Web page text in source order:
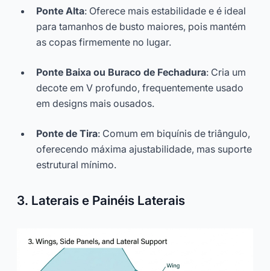
Ponte Alta: Oferece mais estabilidade e é ideal
para tamanhos de busto maiores, pois mantém
as copas firmemente no lugar.
Ponte Baixa ou Buraco de Fechadura: Cria um
decote em V profundo, frequentemente usado
em designs mais ousados.
Ponte de Tira: Comum em biquínis de triângulo,
oferecendo máxima ajustabilidade, mas suporte
estrutural mínimo.
3. Laterais e Painéis Laterais